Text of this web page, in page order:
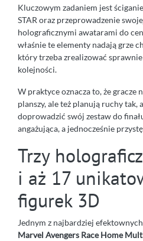
Kluczowym zadaniem jest
STAR oraz przeprowadzenie
holograficznymi awatarami do
właśnie te elementy nadają grze
który trzeba zrealizować
kolejności.
W praktyce oznacza to, że gracze
planszy, ale też planują ruchy tak,
doprowadzić swój zestaw do
angażująca, a jednocześnie
Trzy
i aż 17
figurek 3D
Jednym z najbardziej
Marvel Avengers Race Home